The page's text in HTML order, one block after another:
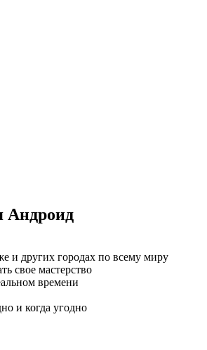
Андроид
и других городах по всему миру
свое мастерство
времени
и когда угодно